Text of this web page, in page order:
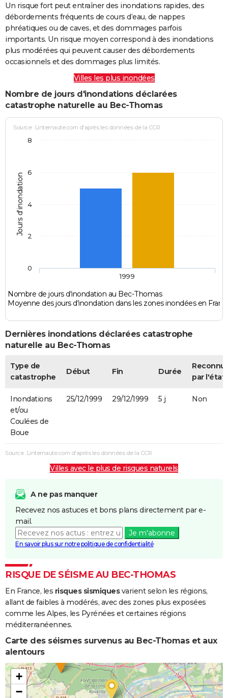
Un risque fort peut entraîner des inondations rapides, des
débordements fréquents de cours d’eau, de nappes
phréatiques ou de caves, et des dommages parfois
importants. Un risque moyen correspond à des inondations
plus modérées qui peuvent causer des débordements
occasionnels et des dommages plus limités.
Villes les plus inondées
Nombre de jours d'inondations déclarées
catastrophe naturelle au Bec-Thomas
Jours d'inondation
Source : Linternaute.com d'après les données de la CCR
Nombre de jours d'inondation au Bec-Thomas
Moyenne des jours d'inondation dans les zones inondées en
1999
0
2
4
6
8
Dernières inondations déclarées catastrophe
naturelle au Bec-Thomas
Type de
catastrophe
Début Fin Durée
par l'état
Inondations
et/ou
Coulées de
Boue
25/12/1999 29/12/1999 5 j Non
Source : Linternaute.com d'après les données de la CCR
Villes avec le plus de risques naturels
A ne pas manquer
Recevez nos astuces et bons plans directement par e-
mail.
Je m'abonne
En savoir plus sur notre politique de confidentialité
RISQUE DE SÉISME AU BEC-THOMAS
En France, les risques sismiquesvarient selon les régions,
allant de faibles à modérés, avec des zones plus exposées
comme les Alpes, les Pyrénées et certaines régions
méditerranéennes.
Carte des séismes survenus au Bec-Thomas et aux
alentours
+
−